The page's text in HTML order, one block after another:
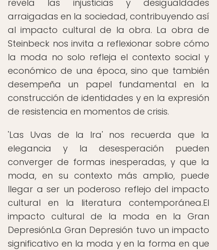
revela las injusticias y desigualdades
arraigadas en la sociedad, contribuyendo así
al impacto cultural de la obra. La obra de
Steinbeck nos invita a reflexionar sobre cómo
la moda no solo refleja el contexto social y
económico de una época, sino que también
desempeña un papel fundamental en la
construcción de identidades y en la expresión
de resistencia en momentos de crisis.
'Las Uvas de la Ira' nos recuerda que la
elegancia y la desesperación pueden
converger de formas inesperadas, y que la
moda, en su contexto más amplio, puede
llegar a ser un poderoso reflejo del impacto
cultural en la literatura contemporánea.El
impacto cultural de la moda en la Gran
DepresiónLa Gran Depresión tuvo un impacto
significativo en la moda y en la forma en que